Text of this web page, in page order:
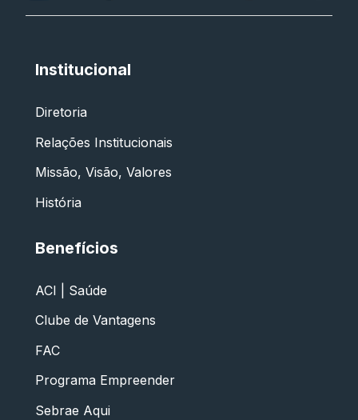
Institucional
Diretoria
Relações Institucionais
Missão, Visão, Valores
História
Benefícios
ACI | Saúde
Clube de Vantagens
FAC
Programa Empreender
Sebrae Aqui